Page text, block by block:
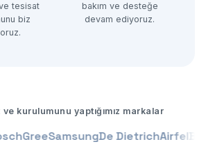
tesisat
biz
bakım ve desteğe
devam ediyoruz.
ve kurulumunu yaptığımız markalar
GreeSamsungDe DietrichAirfelBaymak